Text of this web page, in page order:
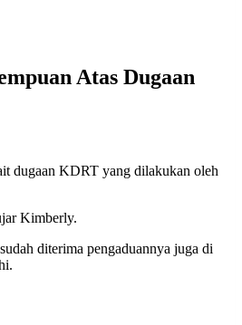
Atas Dugaan
dugaan KDRT yang dilakukan oleh
Kimberly.
diterima pengaduannya juga di